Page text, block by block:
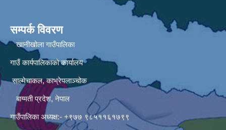
सम्पर्क विवरण
खानीखोला गाउँपालिका
गाउँ कार्यपालिकाको कार्यालय
साल्मेचाकल, काभ्रेपलाञ्चोक
बाग्मती प्रदेश, नेपाल
गाउँपालिका अध्यक्ष:- +९७७ ९८५११६१७९९